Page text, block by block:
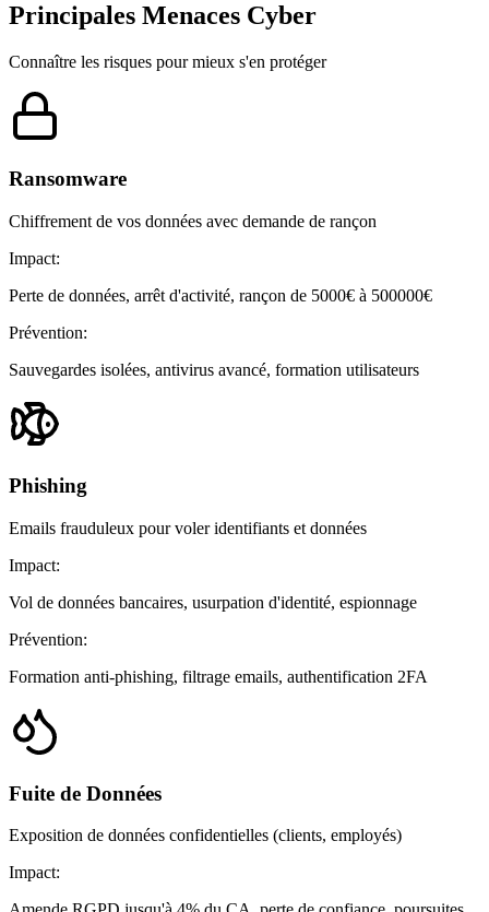
Principales Menaces Cyber
Connaître les risques pour mieux s'en protéger
Ransomware
Chiffrement de vos données avec demande de rançon
Impact:
Perte de données, arrêt d'activité, rançon de 5000€ à 500000€
Prévention:
Sauvegardes isolées, antivirus avancé, formation utilisateurs
Phishing
Emails frauduleux pour voler identifiants et données
Impact:
Vol de données bancaires, usurpation d'identité, espionnage
Prévention:
Formation anti-phishing, filtrage emails, authentification 2FA
Fuite de Données
Exposition de données confidentielles (clients, employés)
Impact: